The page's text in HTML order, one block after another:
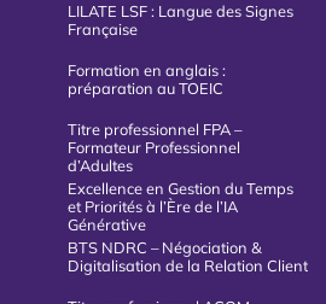
LILATE LSF : Langue des Signes
Française
Formation en anglais :
préparation au TOEIC
Titre professionnel FPA –
Formateur Professionnel
d’Adultes
Excellence en Gestion du Temps
et Priorités à l’Ère de l’IA
Générative
BTS NDRC – Négociation &
Digitalisation de la Relation Client